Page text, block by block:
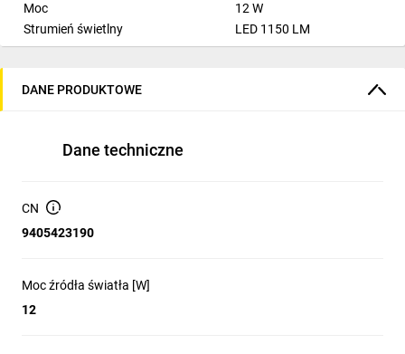
Moc
12 W
Strumień świetlny
LED 1150 LM
Kąt świecenia
120°
Żywotność
Temperatura pracy
Kolor
Styl lampy
Pomieszczenie
DANE PRODUKTOWE
Dane techniczne
CN
9405423190
Moc źródła światła [W]
12